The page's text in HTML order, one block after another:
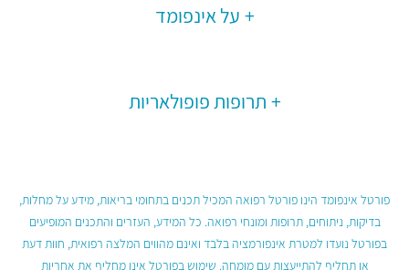
על אינפומד
תרופות פופולאריות
פורטל אינפומד הינו פורטל רפואה המכיל תכנים בתחומי בריאות, מידע על מחלות,
בדיקות, ניתוחים, תרופות ומונחי רפואה. כל המידע, העזרים והתכנים המופיעים
בפורטל נועדו למטרת אינפורמציה בלבד ואינם מהווים המלצה רפואית, חוות דעת
או תחליף להתייעצות עם מומחה. שימוש בפורטל אינו מחליף את אחריות